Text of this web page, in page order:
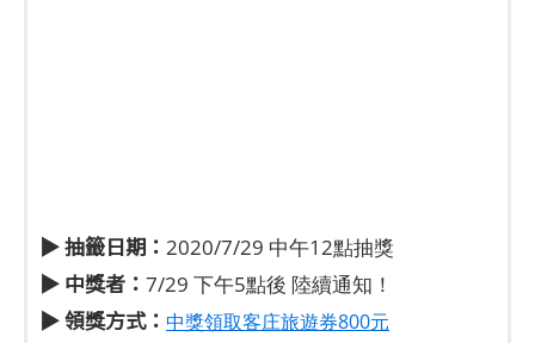
▶ 抽籤日期： 2020/7/29 中午12點抽獎
▶ 中獎者： 7/29 下午5點後 陸續通知！
▶ 領獎方式： 中獎領取客庄旅遊券800元